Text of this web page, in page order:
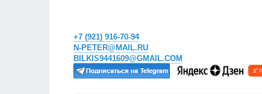
+7 (921) 916-70-94
N-PETER@MAIL.RU
BILKIS9441609@GMAIL.COM